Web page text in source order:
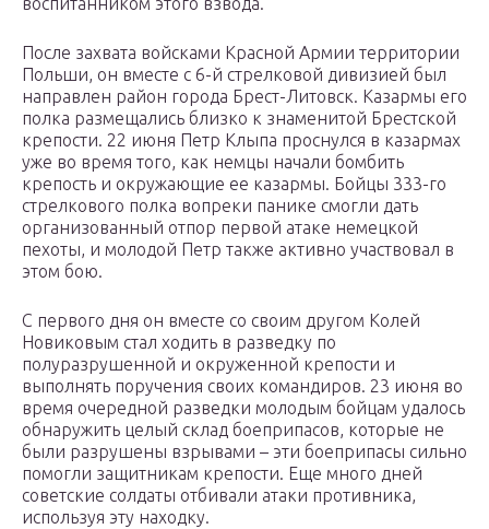
После захвата войсками Красной Армии территории
Польши, он вместе с 6-й стрелковой дивизией был
направлен район города Брест-Литовск. Казармы его
полка размещались близко к знаменитой Брестской
крепости. 22 июня Петр Клыпа проснулся в казармах
уже во время того, как немцы начали бомбить
крепость и окружающие ее казармы. Бойцы 333-го
стрелкового полка вопреки панике смогли дать
организованный отпор первой атаке немецкой
пехоты, и молодой Петр также активно участвовал в
этом бою.
С первого дня он вместе со своим другом Колей
Новиковым стал ходить в разведку по
полуразрушенной и окруженной крепости и
выполнять поручения своих командиров. 23 июня во
время очередной разведки молодым бойцам удалось
обнаружить целый склад боеприпасов, которые не
были разрушены взрывами – эти боеприпасы сильно
помогли защитникам крепости. Еще много дней
советские солдаты отбивали атаки противника,
используя эту находку.